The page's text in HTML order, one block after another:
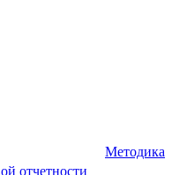
Методика
отчетности